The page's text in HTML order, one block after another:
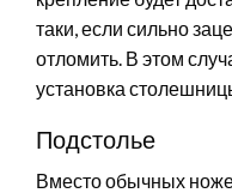
таки, если сильно
отломить. В этом
установка
Подстолье
Вместо обычных